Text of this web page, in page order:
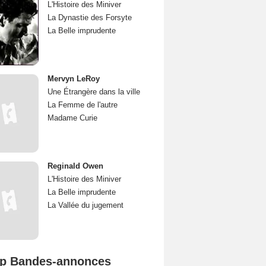
L'Histoire des Miniver
La Dynastie des Forsyte
La Belle imprudente
Mervyn LeRoy
Une Étrangère dans la ville
La Femme de l'autre
Madame Curie
Reginald Owen
L'Histoire des Miniver
La Belle imprudente
La Vallée du jugement
Bandes-annonces